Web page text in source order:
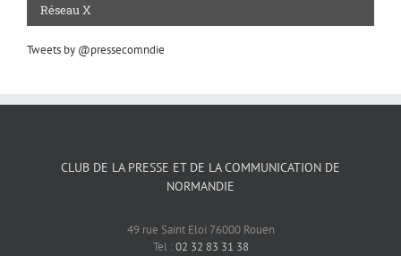
Réseau X
Tweets by @pressecomndie
CLUB DE LA PRESSE ET DE LA COMMUNICATION DE
NORMANDIE
49 rue Saint Eloi 76000 Rouen
Tel :02 32 83 31 38